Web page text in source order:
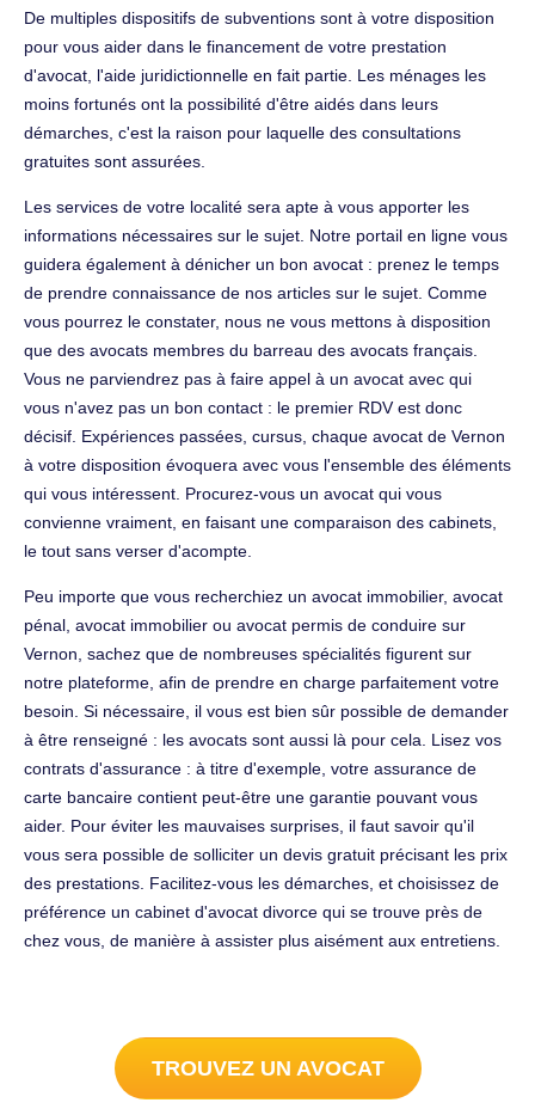
De multiples dispositifs de subventions sont à votre disposition
pour vous aider dans le financement de votre prestation
d'avocat, l'aide juridictionnelle en fait partie. Les ménages les
moins fortunés ont la possibilité d'être aidés dans leurs
démarches, c'est la raison pour laquelle des consultations
gratuites sont assurées.
Les services de votre localité sera apte à vous apporter les
informations nécessaires sur le sujet. Notre portail en ligne vous
guidera également à dénicher un bon avocat : prenez le temps
de prendre connaissance de nos articles sur le sujet. Comme
vous pourrez le constater, nous ne vous mettons à disposition
que des avocats membres du barreau des avocats français.
Vous ne parviendrez pas à faire appel à un avocat avec qui
vous n'avez pas un bon contact : le premier RDV est donc
décisif. Expériences passées, cursus, chaque avocat de Vernon
à votre disposition évoquera avec vous l'ensemble des éléments
qui vous intéressent. Procurez-vous un avocat qui vous
convienne vraiment, en faisant une comparaison des cabinets,
le tout sans verser d'acompte.
Peu importe que vous recherchiez un avocat immobilier, avocat
pénal, avocat immobilier ou avocat permis de conduire sur
Vernon, sachez que de nombreuses spécialités figurent sur
notre plateforme, afin de prendre en charge parfaitement votre
besoin. Si nécessaire, il vous est bien sûr possible de demander
à être renseigné : les avocats sont aussi là pour cela. Lisez vos
contrats d'assurance : à titre d'exemple, votre assurance de
carte bancaire contient peut-être une garantie pouvant vous
aider. Pour éviter les mauvaises surprises, il faut savoir qu'il
vous sera possible de solliciter un devis gratuit précisant les prix
des prestations. Facilitez-vous les démarches, et choisissez de
préférence un cabinet d'avocat divorce qui se trouve près de
chez vous, de manière à assister plus aisément aux entretiens.
TROUVEZ UN AVOCAT